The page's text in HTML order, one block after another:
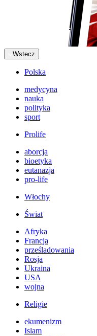
Wstecz
Polska
medycyna
nauka
polityka
sport
Prolife
aborcja
bioetyka
eutanazja
pro-life
Włochy
Świat
Afryka
Francja
prześladowania
Rosja
Ukraina
USA
wojna
Religie
ekumenizm
Islam